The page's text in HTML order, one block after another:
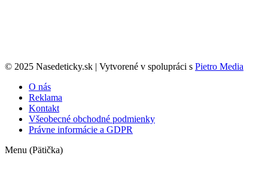
© 2025 Nasedeticky.sk | Vytvorené v spolupráci s Pietro Media
O nás
Reklama
Kontakt
Všeobecné obchodné podmienky
Právne informácie a GDPR
Menu (Pätička)